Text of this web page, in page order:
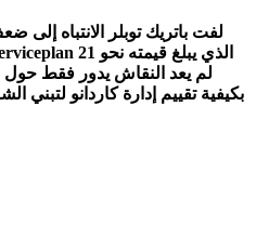
لفت باتريك توبلر الانتباه
بكيفية تقييم إدارة كاردانو لتبني